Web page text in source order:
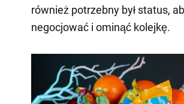
również potrzebny był status,
negocjować i ominąć kolejkę.